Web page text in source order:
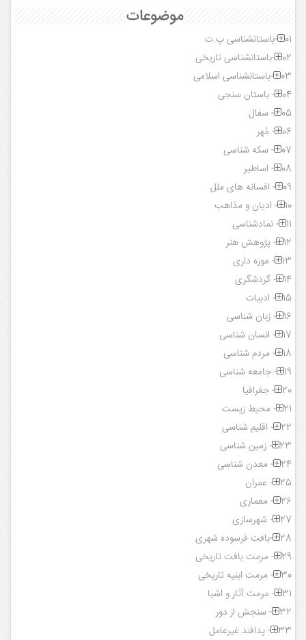
موضوعات
01-باستانشناسی پ.ت
02-باستانشناسی تاریخی
03-باستانشناسی اسلامی
04- باستان سنجی
05- سفال
06- مُهر
07- سکه شناسی
08- اساطیر
09- افسانه های ملل
10- ادیان و مذاهب
11- نمادشناسی
12- پژوهش هنر
13- موزه داری
14- گردشگری
15- ادبیات
16- زبان شناسی
17- انسان شناسی
18- مردم شناسی
19- جامعه شناسی
20- جغرافیا
21- محیط زیست
22- اقلیم شناسی
23- زمین شناسی
24- معدن شناسی
25- عمران
26- معماری
27- شهرسازی
28-بافت فرسوده شهری
29- مرمت بافت تاریخی
30- مرمت ابنیه تاریخی
31- مرمت آثار و اشیا
32- سنجش از دور
33- پدافند غیرعامل